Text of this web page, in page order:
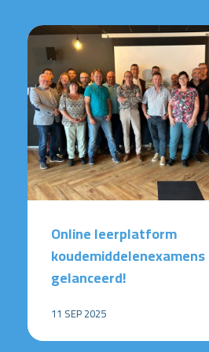
Online leerplatform
koudemiddelenexamens
gelanceerd!
11 SEP 2025